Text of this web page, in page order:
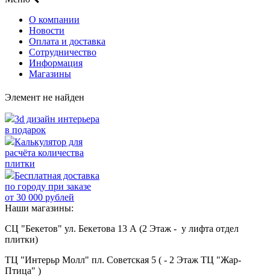
О компании
Новости
Оплата и доставка
Сотрудничество
Информация
Магазины
Элемент не найден
3d дизайн интерьера
в подарок
Калькулятор для
расчёта количества
плитки
Бесплатная доставка
по городу при заказе
от 30 000 рублей
Наши магазины:
СЦ "Бекетов" ул. Бекетова 13 А (2 Этаж - у лифта отдел
плитки)
ТЦ "Интерьр Молл" пл. Советская 5 ( - 2 Этаж ТЦ "Жар-
Птица" )